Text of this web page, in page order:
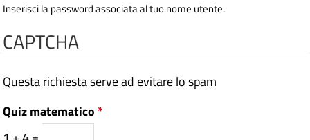
Inserisci la password associata al tuo nome utente.
CAPTCHA
Questa richiesta serve ad evitare lo spam
Quiz matematico *